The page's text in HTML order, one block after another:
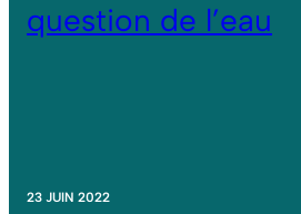
question de l’eau
23 JUIN 2022